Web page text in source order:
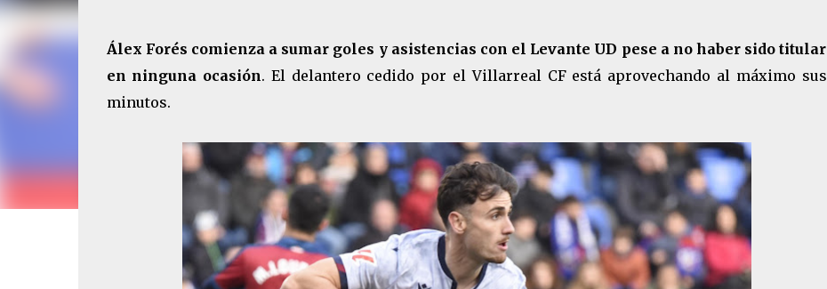
Álex Forés comienza a sumar goles y asistencias con el Levante UD pese a no haber sido titular
en ninguna ocasión. El delantero cedido por el Villarreal CF está aprovechando al máximo sus
minutos.